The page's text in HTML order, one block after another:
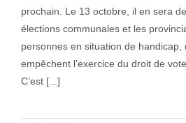
prochain. Le 13 octobre, il en sera
élections communales et les
personnes en situation de
empêchent l’exercice du droit de
C’est [...]